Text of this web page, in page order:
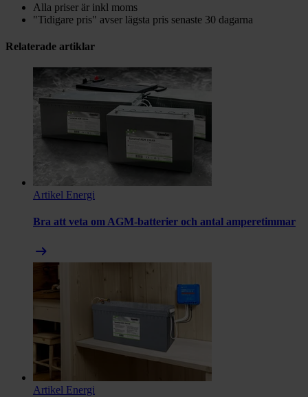
Alla priser är inkl moms
"Tidigare pris" avser lägsta pris senaste 30 dagarna
Relaterade artiklar
Artikel Energi
Bra att veta om AGM-batterier och antal amperetimmar
arrow_right_alt
Artikel Energi